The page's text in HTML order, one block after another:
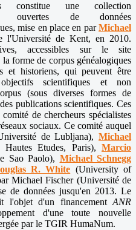
constitue une collection
ouvertes de données
mise en place en parMichael
l'Université de Kent, en 2010.
accessibles sur le site
forme de corpus généalogiques
et historiens, qui peuvent être
scientifiques et non
(sous diverses formes de
publications scientifiques. Ces
de chercheurs spécialistes
sociaux. Ce comité auquel
de Lubljana),Michael
Etudes, Paris), Marcio
Sao Paolo), Michael Schnegg
R. White (University of
Michael Fischer (Université de
de données jusqu'en 2013. Le
l'objet d'un financementANR
d'une toute nouvelle
par le TGIR HumaNum.